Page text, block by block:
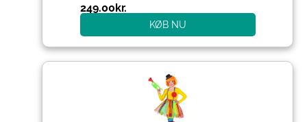
249.00kr.
KØB NU